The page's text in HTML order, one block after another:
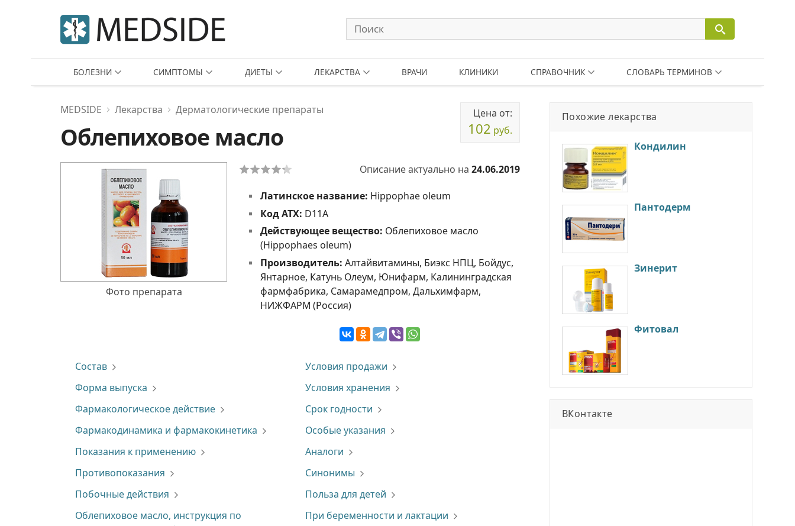
БОЛЕЗНИ СИМПТОМЫ ДИЕТЫ ЛЕКАРСТВА ВРАЧИ КЛИНИКИ СПРАВОЧНИК СЛОВАРЬ ТЕРМИНОВ
MEDSIDE Лекарства Дерматологические препараты
Облепиховое масло
Цена от:
102 руб.
Фото препарата
Описание актуально на 24.06.2019
Латинское название: Hippophae oleum
Код АТХ: D11A
Действующее вещество: Облепиховое масло
(Hippophaes oleum)
Производитель: Алтайвитамины, Биэкс НПЦ, Бойдус,
Янтарное, Катунь Олеум, Юнифарм, Калининградская
фармфабрика, Самарамедпром, Дальхимфарм,
НИЖФАРМ (Россия)
Состав
Форма выпуска
Фармакологическое действие
Фармакодинамика и фармакокинетика
Показания к применению
Противопоказания
Побочные действия
Облепиховое масло, инструкция по
Условия продажи
Условия хранения
Срок годности
Особые указания
Аналоги
Синонимы
Польза для детей
При беременности и лактации
Похожие лекарства
Кондилин
Пантодерм
Зинерит
Фитовал
ВКонтакте